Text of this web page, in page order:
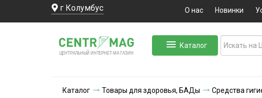
г Колумбус О нас Новинки
ЦЕНТРАЛЬНЫЙ ИНТЕРНЕТ-МА ГАЗИН
Каталог
Каталог Товары для здоровья, БАДы Средства